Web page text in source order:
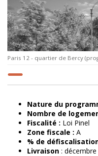
Paris 12 - quartier de Bercy
Nature du
Nombre de
Fiscalité : Loi Pinel
Zone fiscale : A
% de
Livraison :